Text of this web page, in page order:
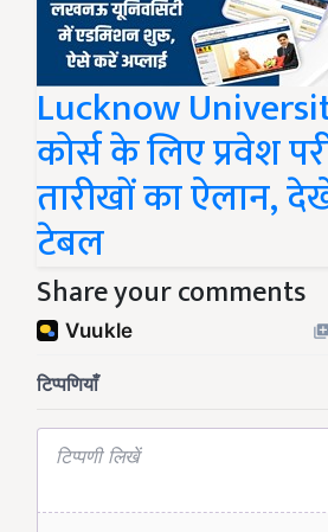
Lucknow
कोर्स के लिए प्रवेश
तारीखों का ऐलान,
टेबल
Share your comments